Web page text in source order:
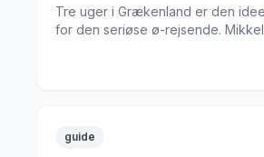
Tre uger i Grækenland er den
for den seriøse ø-rejsende.
guide